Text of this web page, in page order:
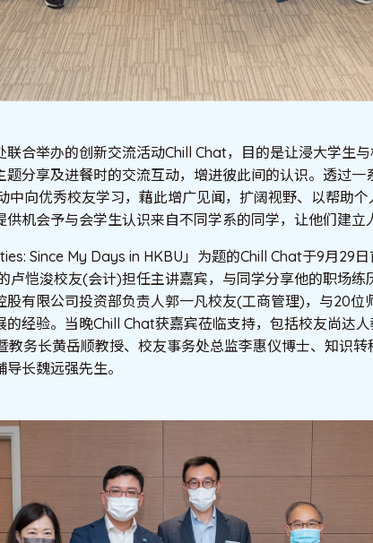
联合举办的创新交流活动Chill Chat，目的是让浸大学生
题分享及进餐时的交流互动，增进彼此间的认识。透过一
中向优秀校友学习，藉此增广见闻，扩阔视野、以帮助个
机会予与会学生认识来自不同学系的同学，让他们建立
Since My Days in HKBU」为题的Chill Chat于9月29
卢恺浚校友(会计)担任主讲嘉宾，与同学分享他的职场练
股有限公司投资部负责人郭一凡校友(工商管理)，与20位
的经验。当晚Chill Chat获嘉宾莅临支持，包括校友尚达
教务长黄岳顺教授、校友事务处总监李惠仪博士、知识转
长魏远强先生。